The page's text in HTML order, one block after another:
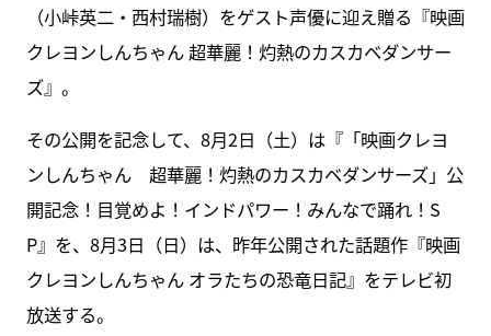
（小峠英二・西村瑞樹）をゲスト声優に迎え贈る『映画
クレヨンしんちゃん 超華麗！灼熱のカスカベダンサー
ズ』。
その公開を記念して、8月2日（土）は『「映画クレヨ
ンしんちゃん 超華麗！灼熱のカスカベダンサーズ」公
開記念！目覚めよ！インドパワー！みんなで踊れ！S
P』を、8月3日（日）は、昨年公開された話題作『映画
クレヨンしんちゃん オラたちの恐竜日記』をテレビ初
放送する。